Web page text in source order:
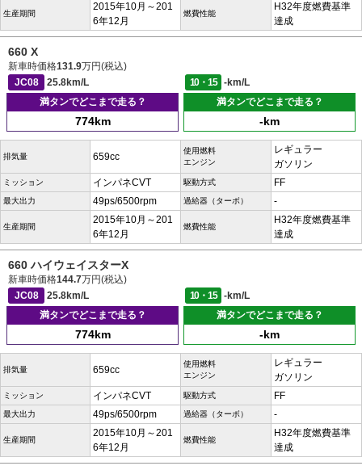
生産期間
2015年10月～201
6年12月
燃費性能
H32年度燃費基準
達成
660 X
新車時価格131.9万円(税込)
JC08
25.8km/L 10・15
-km/L
満タンでどこまで走る？
774km
満タンでどこまで走る？
-km
排気量 659cc
使用燃料
エンジン
レギュラー
ガソリン
ミッション インパネCVT 駆動方式 FF
最大出力 49ps/6500rpm 過給器（ターボ） -
生産期間
2015年10月～201
6年12月
燃費性能
H32年度燃費基準
達成
660 ハイウェイスターX
新車時価格144.7万円(税込)
JC08
25.8km/L 10・15
-km/L
満タンでどこまで走る？
774km
満タンでどこまで走る？
-km
排気量 659cc
使用燃料
エンジン
レギュラー
ガソリン
ミッション インパネCVT 駆動方式 FF
最大出力 49ps/6500rpm 過給器（ターボ） -
生産期間
2015年10月～201
6年12月
燃費性能
H32年度燃費基準
達成